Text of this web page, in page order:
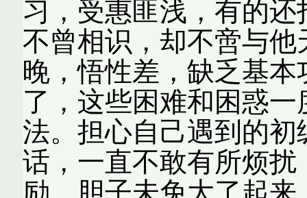
习，受惠匪浅，有的
不曾相识，却不啻与
晚，悟性差，缺乏基
了，这些困难和困惑
法。担心自己遇到的
话，一直不敢有所烦